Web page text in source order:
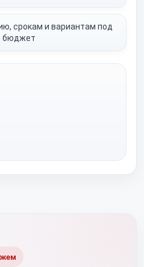
срокам и вариантам под
бюджет